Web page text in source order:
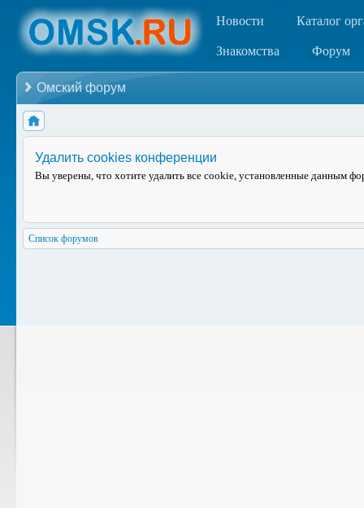
Новости Каталог
Знакомства Форум
Омский форум
Удалить cookies конференции
Вы уверены, что хотите удалить все cookie, установленные данным
Список форумов